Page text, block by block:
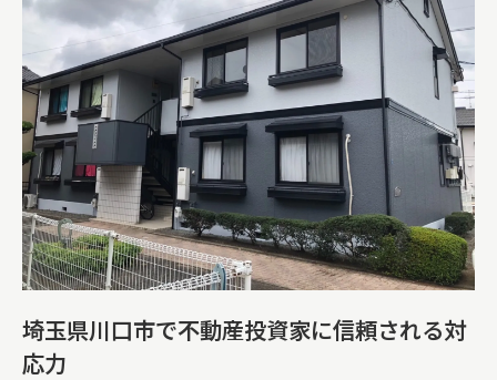
埼玉県川口市で不動産投資家に信頼される対
応力